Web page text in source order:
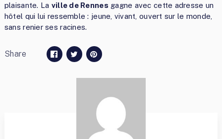
plaisante. La ville de Rennes gagne avec cette adresse un
hôtel qui lui ressemble : jeune, vivant, ouvert sur le monde,
sans renier ses racines.
Share